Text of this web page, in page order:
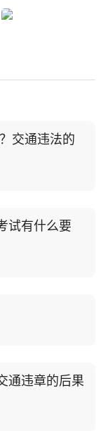
交通违法的
试有什么要
通违章的后果